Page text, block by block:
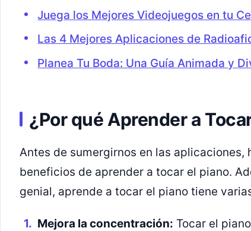
Juega los Mejores Videojuegos en tu
Las 4 Mejores Aplicaciones de
Planea Tu Boda: Una Guía Animada y
¿Por qué Aprender a
Antes de sumergirnos en las aplicaciones,
beneficios de aprender a tocar el piano.
genial, aprende a tocar el piano tiene
Mejora la concentración: Tocar el